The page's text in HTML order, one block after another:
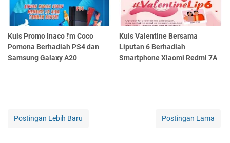
Kuis Promo Inaco !'m Coco
Pomona Berhadiah PS4 dan
Samsung Galaxy A20
Kuis Valentine Bersama
Liputan 6 Berhadiah
Smartphone Xiaomi Redmi 7A
Postingan Lebih Baru Postingan Lama